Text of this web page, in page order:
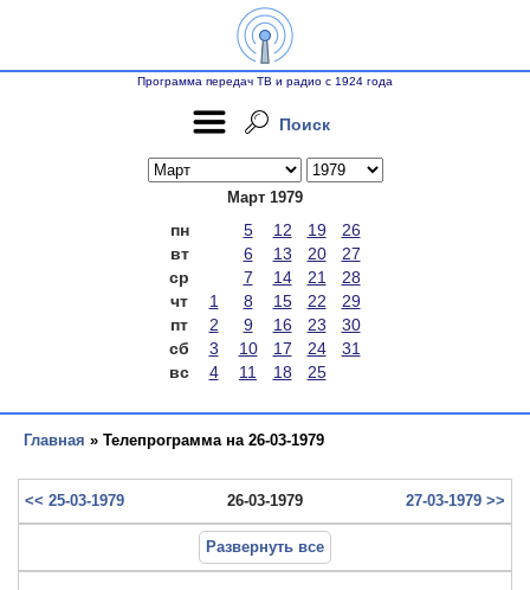
Программа передач ТВ и радио с 1924 года
Поиск
Март 1979
пн 5 12 19
26
вт
6 13 20
27
ср
7 14 21
28
чт
1 8 15 22
29
пт
2 9 16 23
30
сб
3 10 17 24
31
вс
4 11 18 25
Главная » Телепрограмма на 26-03-1979
<< 25-03-1979 26-03-1979 27-03-1979 >>
Развернуть все